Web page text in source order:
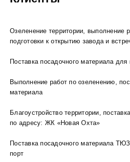
Озеленение территории, выполнение
подготовки к открытию завода и
Поставка посадочного материала для
Выполнение работ по озеленению,
материала
Благоустройство территории,
по адресу: ЖК «Новая Охта»
Поставка посадочного материала
порт